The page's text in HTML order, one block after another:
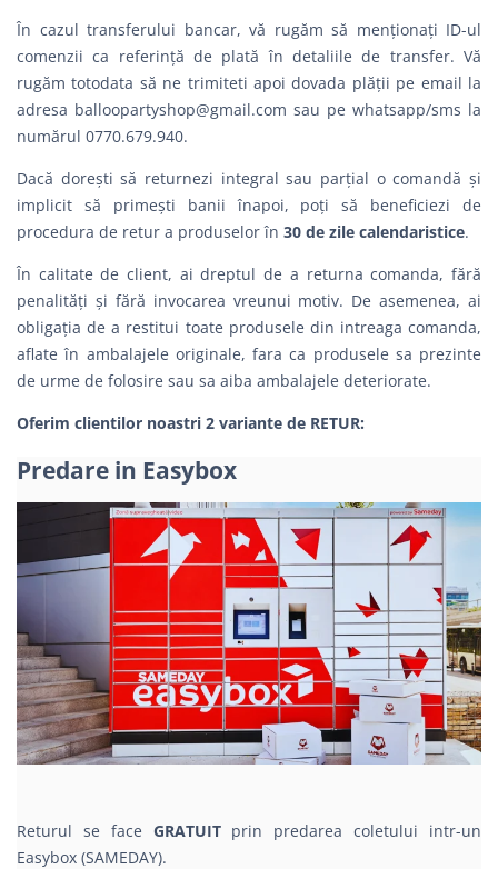
În cazul transferului bancar, vă rugăm să menționați ID-ul
comenzii ca referință de plată în detaliile de transfer. Vă
rugăm totodata să ne trimiteti apoi dovada plății pe email la
adresa balloopartyshop@gmail.com sau pe whatsapp/sms la
numărul 0770.679.940.
Dacă dorești să returnezi integral sau parțial o comandă şi
implicit să primești banii înapoi, poți să beneficiezi de
procedura de retur a produselor în 30 de zile calendaristice.
În calitate de client, ai dreptul de a returna comanda, fără
penalităţi şi fără invocarea vreunui motiv. De asemenea, ai
obligația de a restitui toate produsele din intreaga comanda,
aflate în ambalajele originale, fara ca produsele sa prezinte
de urme de folosire sau sa aiba ambalajele deteriorate.
Oferim clientilor noastri 2 variante de RETUR:
Predare in Easybox
Returul se face GRATUIT prin predarea coletului intr-un
Easybox (SAMEDAY).